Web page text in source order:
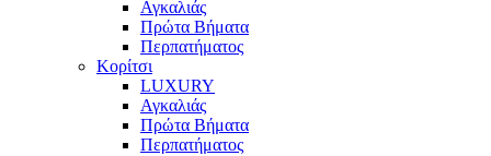
Αγκαλιάς
Πρώτα Βήματα
Περπατήματος
Κορίτσι
LUXURY
Αγκαλιάς
Πρώτα Βήματα
Περπατήματος